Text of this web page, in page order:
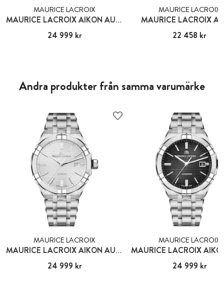
MAURICE LACROIX
MAURICE LACROIX AIKON AUTOMATIC 42 MM
Pris:24 999 kr
24 999 kr
MAURICE LACROIX
MAURICE LACROIX
Pris:22 458 kr
22 458 kr
Andra produkter från samma varumärke
MAURICE LACROIX
MAURICE LACROIX AIKON AUTOMATIC
Pris:24 999 kr
24 999 kr
MAURICE LACROIX
Pris:24 999 kr
24 999 kr